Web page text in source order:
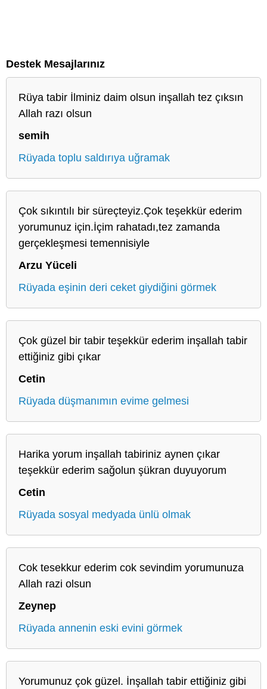
Destek Mesajlarınız
Rüya tabir İlminiz daim olsun inşallah tez çıksın
Allah razı olsun
semih
Rüyada toplu saldırıya uğramak
Çok sıkıntılı bir süreçteyiz.Çok teşekkür ederim
yorumunuz için.İçim rahatadı,tez zamanda
gerçekleşmesi temennisiyle
Arzu Yüceli
Rüyada eşinin deri ceket giydiğini görmek
Çok güzel bir tabir teşekkür ederim inşallah tabir
ettiğiniz gibi çıkar
Cetin
Rüyada düşmanımın evime gelmesi
Harika yorum inşallah tabiriniz aynen çıkar
teşekkür ederim sağolun şükran duyuyorum
Cetin
Rüyada sosyal medyada ünlü olmak
Cok tesekkur ederim cok sevindim yorumunuza
Allah razi olsun
Zeynep
Rüyada annenin eski evini görmek
Yorumunuz çok güzel. İnşallah tabir ettiğiniz gibi